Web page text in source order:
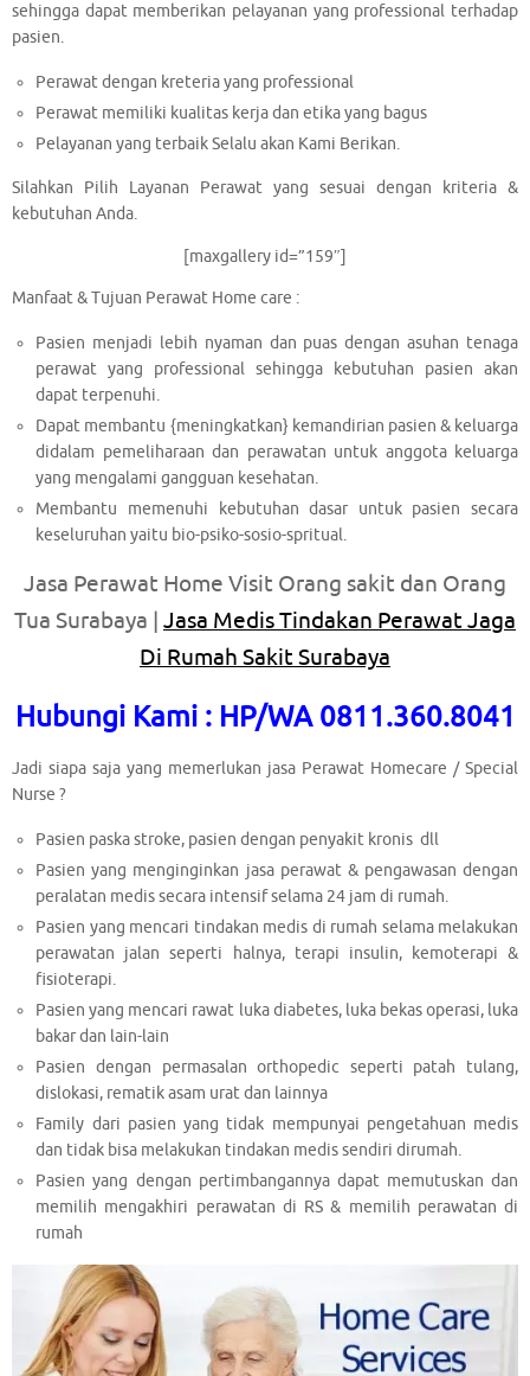
sehingga dapat memberikan pelayanan yang professional terhadap
pasien.
Perawat dengan kreteria yang professional
Perawat memiliki kualitas kerja dan etika yang bagus
Pelayanan yang terbaik Selalu akan Kami Berikan.
Silahkan Pilih Layanan Perawat yang sesuai dengan kriteria &
kebutuhan Anda.
[maxgallery id=”159″]
Manfaat & Tujuan Perawat Home care :
Pasien menjadi lebih nyaman dan puas dengan asuhan tenaga
perawat yang professional sehingga kebutuhan pasien akan
dapat terpenuhi.
Dapat membantu {meningkatkan} kemandirian pasien & keluarga
didalam pemeliharaan dan perawatan untuk anggota keluarga
yang mengalami gangguan kesehatan.
Membantu memenuhi kebutuhan dasar untuk pasien secara
keseluruhan yaitu bio-psiko-sosio-spritual.
Jasa Perawat Home Visit Orang sakit dan Orang
Tua Surabaya | Jasa Medis Tindakan Perawat Jaga
Di Rumah Sakit Surabaya
Hubungi Kami : HP/WA 0811.360.8041
Jadi siapa saja yang memerlukan jasa Perawat Homecare / Special
Nurse ?
Pasien paska stroke, pasien dengan penyakit kronis dll
Pasien yang menginginkan jasa perawat & pengawasan dengan
peralatan medis secara intensif selama 24 jam di rumah.
Pasien yang mencari tindakan medis di rumah selama melakukan
perawatan jalan seperti halnya, terapi insulin, kemoterapi &
fisioterapi.
Pasien yang mencari rawat luka diabetes, luka bekas operasi, luka
bakar dan lain-lain
Pasien dengan permasalan orthopedic seperti patah tulang,
dislokasi, rematik asam urat dan lainnya
Family dari pasien yang tidak mempunyai pengetahuan medis
dan tidak bisa melakukan tindakan medis sendiri dirumah.
Pasien yang dengan pertimbangannya dapat memutuskan dan
memilih mengakhiri perawatan di RS & memilih perawatan di
rumah